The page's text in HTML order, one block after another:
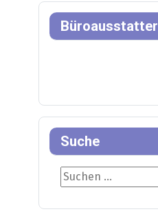
Büroausstatter
Suche
Suche